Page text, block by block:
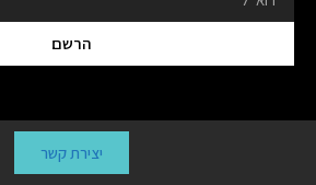
הרשם
יצירת קשר